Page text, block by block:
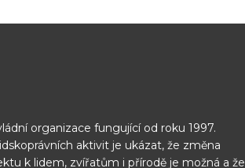
organizace fungující od roku 1997.
aktivit je ukázat, že změna
k lidem, zvířatům i přírodě je možná a že